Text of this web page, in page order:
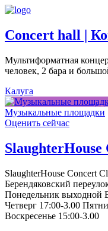
Concert hall |
Мультиформатная
человек, 2 бара и
Калуга
Музыкальные площадки
Оценить сейчас
SlaughterHouse Concert
Берендяковский
Понедельник выходной
Четверг 17:00-3.00
Воскресенье 15:00-3.00